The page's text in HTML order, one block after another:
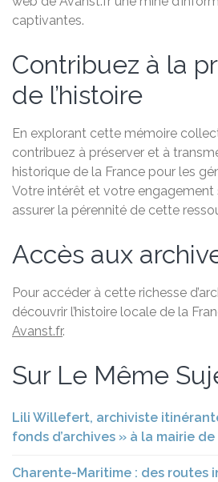
captivantes.
Contribuez à la
de l’histoire
En explorant cette mémoire
contribuez à préserver et à
historique de la France pour les
Votre intérêt et votre engagement
assurer la pérennité de cette
Accès aux
Pour accéder à cette richesse
découvrir l’histoire locale de la
Avanst.fr.
Sur Le Même
Lili Willefert, archiviste
fonds d’archives » à la mairie
Charente-Maritime : des routes